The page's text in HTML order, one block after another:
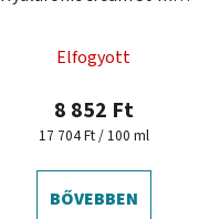
Elfogyott
8 852 Ft
Egységár:
17 704 Ft / 100 ml
BŐVEBBEN